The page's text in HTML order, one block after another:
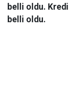
belli oldu. Kredi
belli oldu.